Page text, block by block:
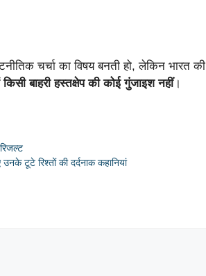
चर्चा का विषय बनती हो, लेकिन भारत की
बाहरी हस्तक्षेप की कोई गुंजाइश नहीं।
टूटे रिश्तों की दर्दनाक कहानियां